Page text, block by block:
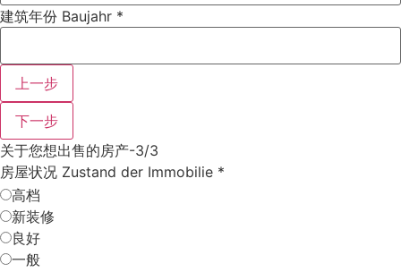
建筑年份 Baujahr *
上一步
下一步
关于您想出售的房产-3/3
房屋状况 Zustand der Immobilie *
高档
新装修
良好
一般